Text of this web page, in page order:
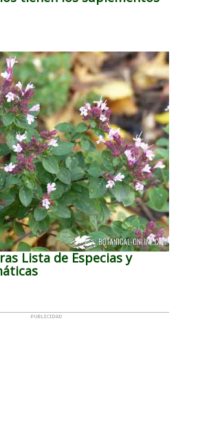
Lista de Especias y